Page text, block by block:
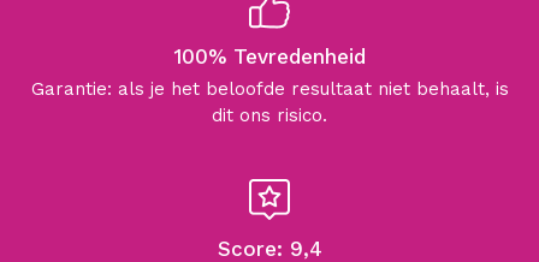
100% Tevredenheid
Garantie: als je het beloofde resultaat niet behaalt, is
dit ons risico.
Score: 9,4